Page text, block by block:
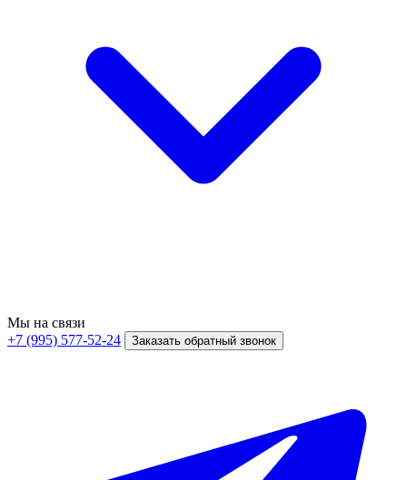
Мы на связи
+7 (995) 577-52-24
Заказать обратный звонок